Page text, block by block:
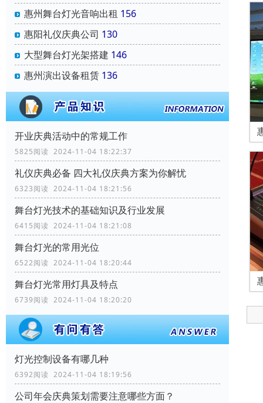
惠州舞台灯光音响出租 156
惠阳礼仪庆典公司 130
大型舞台灯光架搭建 146
惠州演出设备租赁 136
开业庆典活动中的常规工作
5825阅读 2024-11-04 18:22:37
礼仪庆典必备 四大礼仪庆典方案为你解忧
6323阅读 2024-11-04 18:21:56
舞台灯光技术的基础知识及行业发展
6415阅读 2024-11-04 18:21:08
舞台灯光的常用光位
6522阅读 2024-11-04 18:20:44
舞台灯光常用灯具及特点
6739阅读 2024-11-04 18:20:20
灯光控制设备有哪几种
6392阅读 2024-11-04 18:19:56
公司年会庆典策划需要注意哪些方面？